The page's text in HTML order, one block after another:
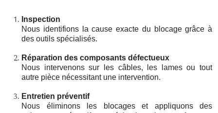
Inspection
Nous identifions la cause exacte du blocage grâce à
des outils spécialisés.
Réparation des composants défectueux
Nous intervenons sur les câbles, les lames ou tout
autre pièce nécessitant une intervention.
Entretien préventif
Nous éliminons les blocages et appliquons des